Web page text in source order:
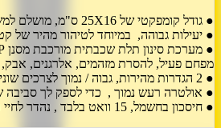
● גודל קומפקטי של 25X16 ס"מ, מושלם למשרדים וחדרי שינה קטנים
● יעילות גבוהה, במיוחד לטיהור מהיר של
מפחם פעיל, להסרת מזהמים, אלרגנים, אבק,
● 2 הגדרות מהירות, גבוה / נמוך לצרכים שונים
● אולטרה רעש נמוך , כדי לספק לך סביבה
● חיסכון בחשמל, 15 וואט בלבד , נהדר לחיי היומיום שלך